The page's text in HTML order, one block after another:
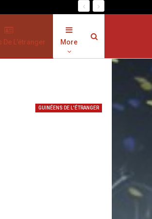
De L’étranger More
GUINÉENS DE L'ÉTRANGER